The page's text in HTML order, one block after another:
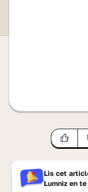
Lis cet
Lumniz en